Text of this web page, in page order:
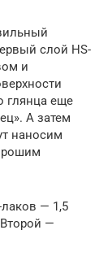
слой HS-
и
глянца еще
А затем
наносим
лаков — 1,5
—